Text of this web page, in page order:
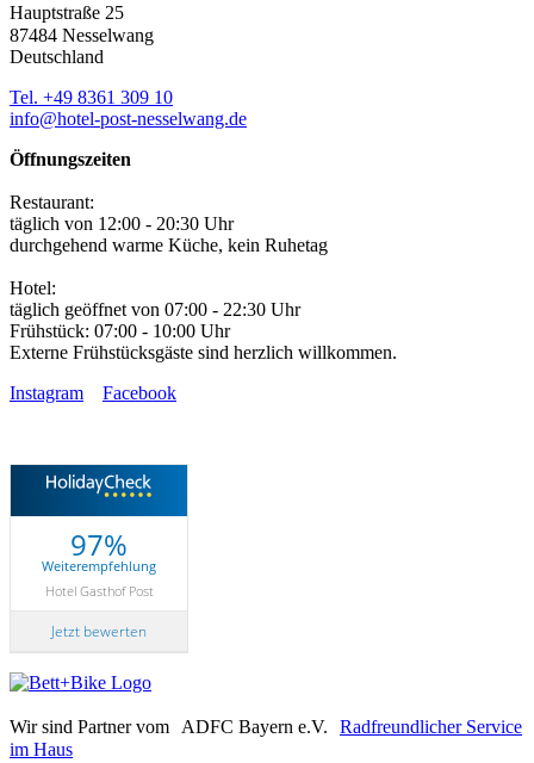
Hauptstraße 25
87484 Nesselwang
Deutschland
Tel. +49 8361 309 10
info@hotel-post-nesselwang.de
Öffnungszeiten
Restaurant:
täglich von 12:00 - 20:30 Uhr
durchgehend warme Küche, kein Ruhetag
Hotel:
täglich geöffnet von 07:00 - 22:30 Uhr
Frühstück: 07:00 - 10:00 Uhr
Externe Frühstücksgäste sind herzlich willkommen.
Instagram
Facebook
97%
Weiterempfehlung
Hotel Gasthof Post
Jetzt bewerten
Wir sind Partner vom ADFC Bayern e.V. Radfreundlicher Service
im Haus